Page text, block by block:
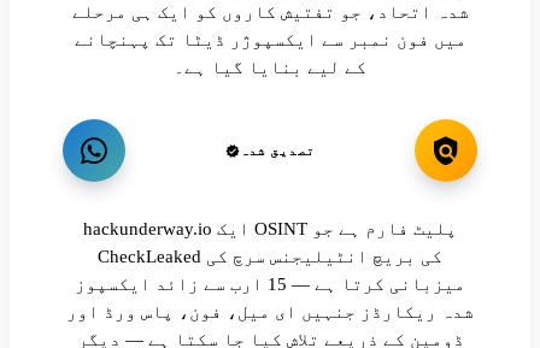
شدہ اتحاد، جو تفتیش کاروں کو ایک ہی مرحلے
میں فون نمبر سے ایکسپوژر ڈیٹا تک پہنچانے
کے لیے بنایا گیا ہے۔
تصدیق شدہ
hackunderway.io ایک OSINT پلیٹ فارم ہے جو
CheckLeaked کی بریچ انٹیلیجنس سرچ کی
میزبانی کرتا ہے — 15 ارب سے زائد ایکسپوز
شدہ ریکارڈز جنہیں ای میل، فون، پاس ورڈ اور
ڈومین کے ذریعے تلاش کیا جا سکتا ہے — دیگر